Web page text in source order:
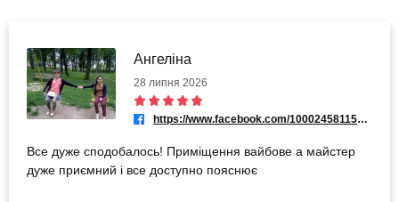
Ангеліна
28 липня 2026
https://www.facebook.com/100024581152628
Все дуже сподобалось! Приміщення вайбове а майстер
дуже приємний і все доступно пояснює